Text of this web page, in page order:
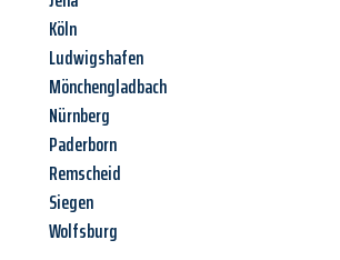
Köln
Ludwigshafen
Mönchengladbach
Nürnberg
Paderborn
Remscheid
Siegen
Wolfsburg